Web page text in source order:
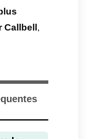
qui les
et actif sur les
De cette
vous assurer
présent dans leurs